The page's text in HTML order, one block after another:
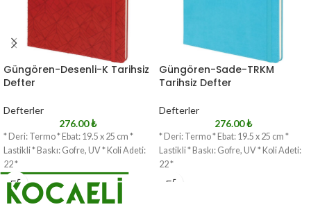
Güngören-Desenli-K Tarihsiz
Defter
Defterler
276.00₺
* Deri: Termo * Ebat: 19.5 x 25 cm *
Lastikli * Baskı: Gofre, UV * Koli Adeti:
22 *
Güngören-Sade-TRKM
Tarihsiz Defter
Defterler
276.00₺
* Deri: Termo * Ebat: 19.5 x 25 cm *
Lastikli * Baskı: Gofre, UV * Koli Adeti:
22 *